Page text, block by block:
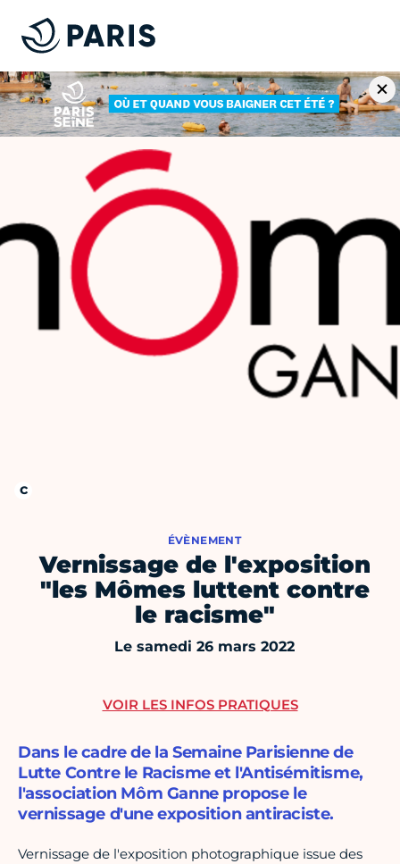
ÉVÈNEMENT
Vernissage de l'exposition
"les Mômes luttent contre
le racisme"
Le samedi 26 mars 2022
Dans le cadre de la Semaine Parisienne de
Lutte Contre le Racisme et l'Antisémitisme,
l'association Môm Ganne propose le
vernissage d'une exposition antiraciste.
Vernissage de l'exposition photographique issue des
VOIR LES INFOS PRATIQUES